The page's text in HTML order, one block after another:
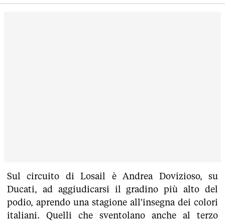
Sul circuito di Losail è Andrea Dovizioso, su
Ducati, ad aggiudicarsi il gradino più alto del
podio, aprendo una stagione all'insegna dei colori
italiani. Quelli che sventolano anche al terzo